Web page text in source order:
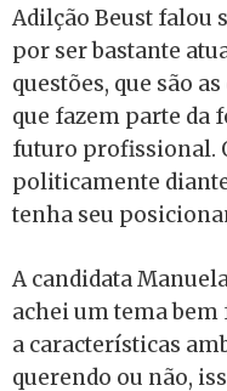
Adilção Beust falou
por ser bastante
questões, que são
que fazem parte da
futuro profissional.
politicamente diante
tenha seu
A candidata
achei um tema
a características
querendo ou não,